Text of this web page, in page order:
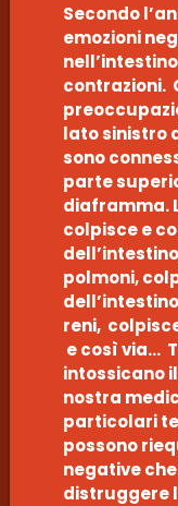
Secondo
emozioni
contrazioni.
lato sinistro
sono
parte
diaframma.
colpisce e
polmoni,
reni,
e così via…
intossicano
nostra
particolari
possono
negative
distruggere